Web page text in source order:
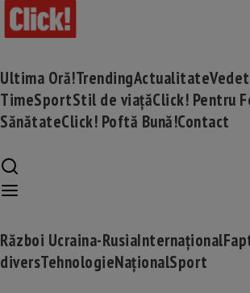
Ultima Oră!TrendingActualitate
TimeSportStil de viațăClick! Pentru
SănătateClick! Poftă Bună!Contact
Război Ucraina-RusiaInternațional
diversTehnologieNaționalSport